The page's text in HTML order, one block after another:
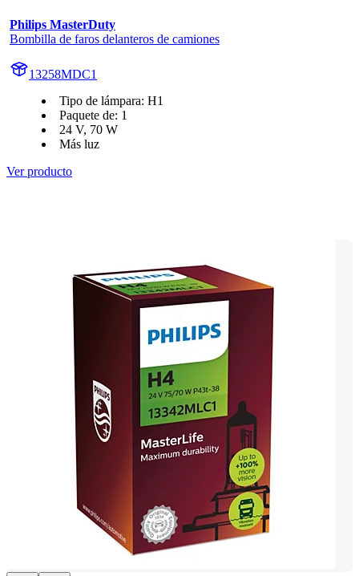
Philips MasterDuty
Bombilla de faros delanteros de camiones
13258MDC1
Tipo de lámpara: H1
Paquete de: 1
24 V, 70 W
Más luz
Ver producto